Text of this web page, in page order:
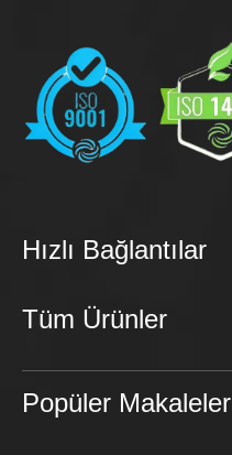
Hızlı Bağlantılar
Tüm Ürünler
Popüler Makaleler